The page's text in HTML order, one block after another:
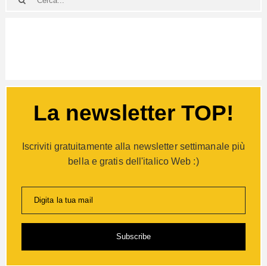
La newsletter TOP!
Iscriviti gratuitamente alla newsletter settimanale più
bella e gratis dell'italico Web :)
Digita la tua mail
Subscribe